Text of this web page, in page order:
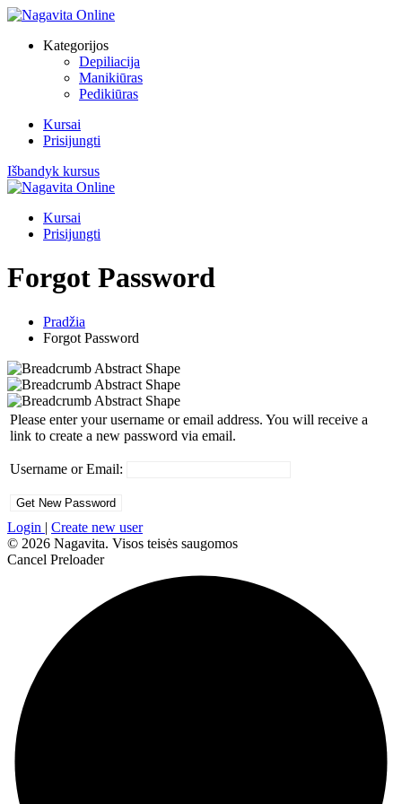
Kategorijos
Depiliacija
Manikiūras
Pedikiūras
Kursai
Prisijungti
Išbandyk kursus
Kursai
Prisijungti
Forgot Password
Pradžia
Forgot Password
Please enter your username or email address. You will receive a
link to create a new password via email.
Username or Email:
Login | Create new user
© 2026 Nagavita. Visos teisės saugomos
Cancel Preloader